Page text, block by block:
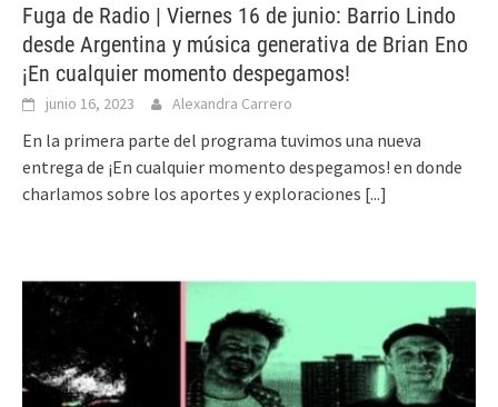
Fuga de Radio | Viernes 16 de junio: Barrio Lindo
desde Argentina y música generativa de Brian Eno
¡En cualquier momento despegamos!
junio 16, 2023 Alexandra Carrero
En la primera parte del programa tuvimos una nueva
entrega de ¡En cualquier momento despegamos! en donde
charlamos sobre los aportes y exploraciones [...]